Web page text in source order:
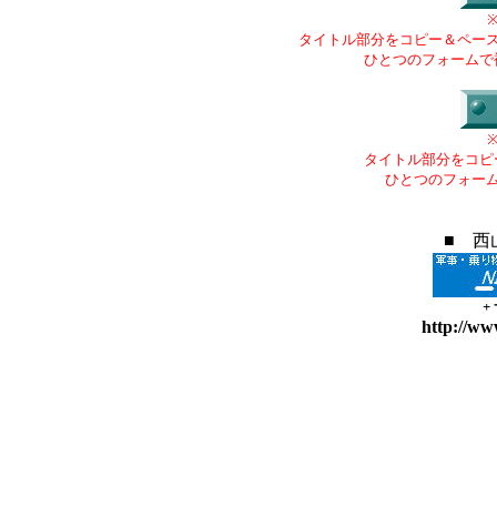
タイトル部分をコピー＆ペー
ひとつのフォーム
タイトル部分をコ
ひとつのフォー
■ 西
+
http://